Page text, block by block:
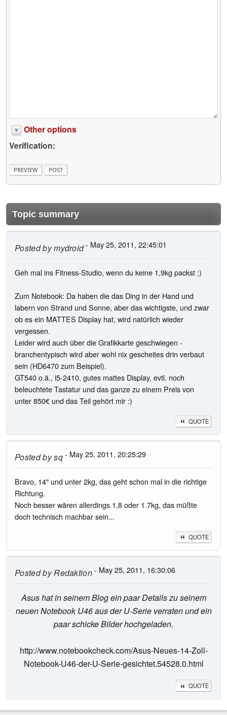
Other options
Verification:
Topic summary
Posted bymydroid- May 25, 2011, 22:45:01
Geh mal ins Fitness-Studio, wenn du keine 1,9kg packst ;)
Zum Notebook: Da haben die das Ding in der Hand und
labern von Strand und Sonne, aber das wichtigste, und zwar
ob es ein MATTES Display hat, wird natürlich wieder
vergessen.
Leider wird auch über die Grafikkarte geschwiegen -
branchentypisch wird aber wohl nix gescheites drin verbaut
sein (HD6470 zum Beispiel).
GT540 o.ä., i5-2410, gutes mattes Display, evtl. noch
beleuchtete Tastatur und das ganze zu einem Preis von
unter 850€ und das Teil gehört mir :)
QUOTE
Posted bysq- May 25, 2011, 20:25:29
Bravo, 14" und unter 2kg, das geht schon mal in die richtige
Richtung.
Noch besser wären allerdings 1,8 oder 1.7kg, das müßte
doch technisch machbar sein...
QUOTE
Posted byRedaktion- May 25, 2011, 16:30:06
Asus hat in seinem Blog ein paar Details zu seinem
neuen Notebook U46 aus der U-Serie verraten und ein
paar schicke Bilder hochgeladen.
http://www.notebookcheck.com/Asus-Neues-14-Zoll-
Notebook-U46-der-U-Serie-gesichtet.54528.0.html
QUOTE